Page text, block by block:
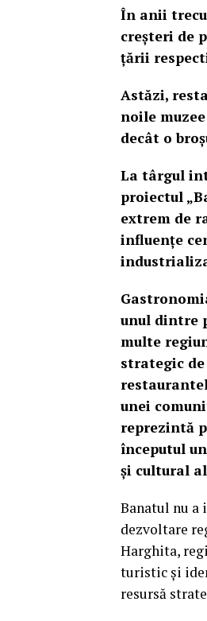
În anii
creșteri de
țării
Astăzi,
noile
decât o
La târgul
proiectul
extrem de
influențe
unul dintre
multe
strategic
unei
reprezintă
începutul
și cultural
Banatul nu a
dezvoltare
Harghita,
turistic și
resursă